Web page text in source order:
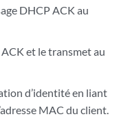
DHCP ACK au
ACK et le transmet au
d’identité en liant
MAC du client.